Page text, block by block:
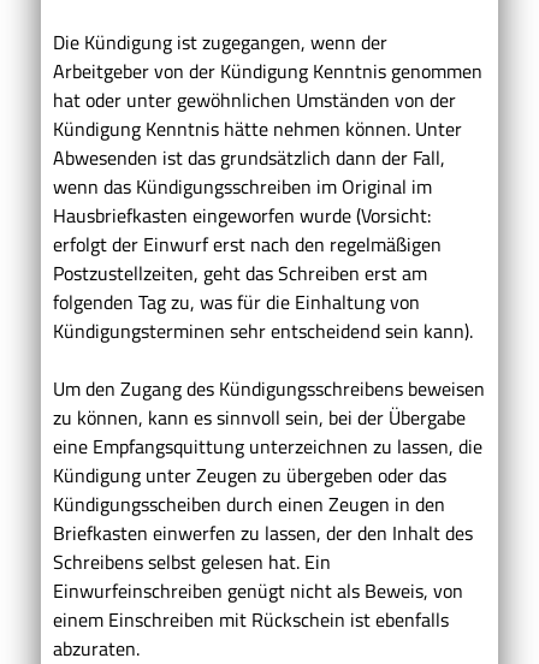
Die Kündigung ist zugegangen, wenn der
Arbeitgeber von der Kündigung Kenntnis genommen
hat oder unter gewöhnlichen Umständen von der
Kündigung Kenntnis hätte nehmen können. Unter
Abwesenden ist das grundsätzlich dann der Fall,
wenn das Kündigungsschreiben im Original im
Hausbriefkasten eingeworfen wurde (Vorsicht:
erfolgt der Einwurf erst nach den regelmäßigen
Postzustellzeiten, geht das Schreiben erst am
folgenden Tag zu, was für die Einhaltung von
Kündigungsterminen sehr entscheidend sein kann).
Um den Zugang des Kündigungsschreibens beweisen
zu können, kann es sinnvoll sein, bei der Übergabe
eine Empfangsquittung unterzeichnen zu lassen, die
Kündigung unter Zeugen zu übergeben oder das
Kündigungsscheiben durch einen Zeugen in den
Briefkasten einwerfen zu lassen, der den Inhalt des
Schreibens selbst gelesen hat. Ein
Einwurfeinschreiben genügt nicht als Beweis, von
einem Einschreiben mit Rückschein ist ebenfalls
abzuraten.